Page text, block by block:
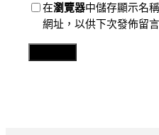
在瀏覽器中儲存顯示名
網址，以供下次發佈留